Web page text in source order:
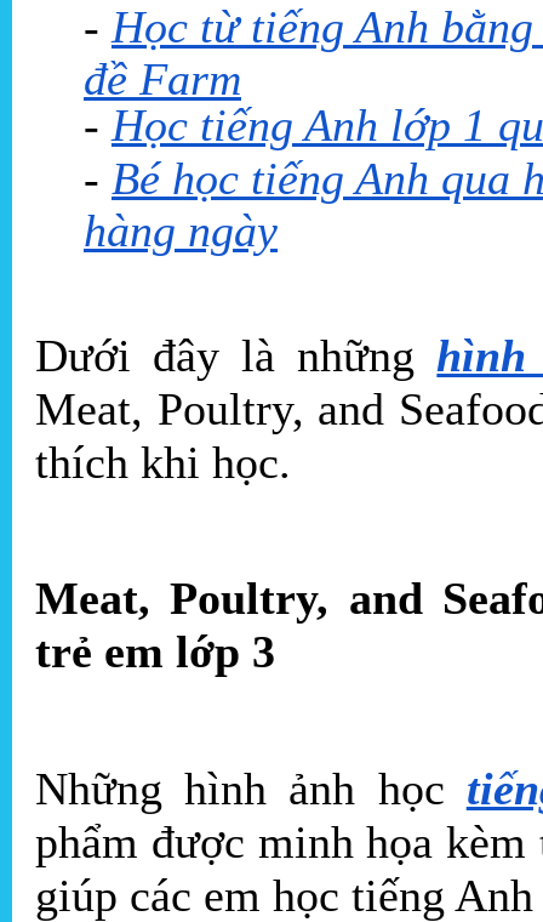
- Học từ tiếng Anh
đề Farm
- Học tiếng Anh lớp 1
- Bé học tiếng Anh qua
hàng ngày
Dưới đây là những hình
Meat, Poultry, and
thích khi học.
Meat, Poultry, and
trẻ em lớp 3
Những hình ảnh học
phẩm được minh họa
giúp các em học tiếng